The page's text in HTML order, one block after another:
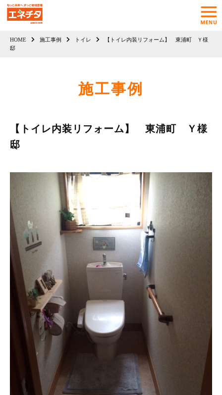
HOME 施工事例 トイレ
【トイレ内装リフォーム】 東浦町 Ｙ様
邸
施工事例
【トイレ内装リフォーム】 東浦町 Ｙ様
邸